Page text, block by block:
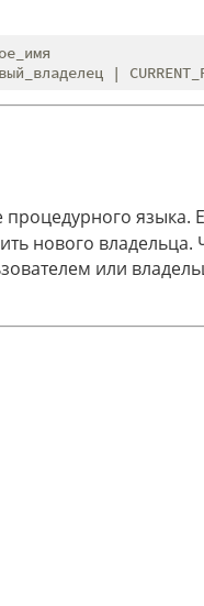
|
языка.
нового владельца.
или